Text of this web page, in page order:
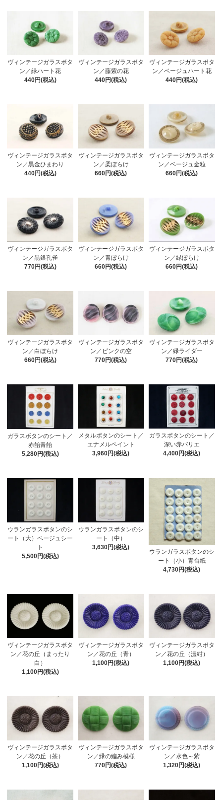
ヴィンテージガラスボタ
ン／緑ハート花
440円(税込)
ヴィンテージガラスボタ
ン／藤紫の花
440円(税込)
ヴィンテージガラスボタ
ン／ベージュハート花
440円(税込)
ヴィンテージガラスボタ
ン／黒金ひまわり
440円(税込)
ヴィンテージガラスボタ
ン／柔ぼらけ
660円(税込)
ヴィンテージガラスボタ
ン／ベージュ金粒
660円(税込)
ヴィンテージガラスボタ
ン／黒銀孔雀
770円(税込)
ヴィンテージガラスボタ
ン／青ぼらけ
660円(税込)
ヴィンテージガラスボタ
ン／緑ぼらけ
660円(税込)
ヴィンテージガラスボタ
ン／白ぼらけ
660円(税込)
ヴィンテージガラスボタ
ン／ピンクの空
770円(税込)
ヴィンテージガラスボタ
ン／緑ライダー
770円(税込)
ガラスボタンのシート／
赤飴青飴
5,280円(税込)
メタルボタンのシート／
エナメルペイント
3,960円(税込)
ガラスボタンのシート／
深い赤バリエ
4,400円(税込)
ウランガラスボタンのシ
ート（大）ベージュシー
ト
5,500円(税込)
ウランガラスボタンのシ
ート（中）
3,630円(税込)
ウランガラスボタンのシ
ート（小）青台紙
4,730円(税込)
ヴィンテージガラスボタ
ン／花の丘（まったり
白）
1,100円(税込)
ヴィンテージガラスボタ
ン／花の丘（青）
1,100円(税込)
ヴィンテージガラスボタ
ン／花の丘（濃紺）
1,100円(税込)
ヴィンテージガラスボタ
ン／花の丘（茶）
1,100円(税込)
ヴィンテージガラスボタ
ン／緑の編み模様
770円(税込)
ヴィンテージガラスボタ
ン／水色～紫
1,320円(税込)